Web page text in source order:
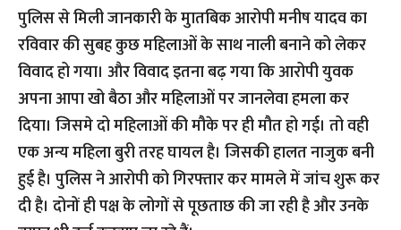
पुलिस से मिली जानकारी के मुातबिक आरोपी मनीष यादव का
रविवार की सुबह कुछ महिलाओं के साथ नाली बनाने को लेकर
विवाद हो गया। और विवाद इतना बढ़ गया कि आरोपी युवक
अपना आपा खो बैठा और महिलाओं पर जानलेवा हमला कर
दिया। जिसमे दो महिलाओं की मौके पर ही मौत हो गई। तो वही
एक अन्य महिला बुरी तरह घायल है। जिसकी हालत नाजुक बनी
हुई है। पुलिस ने आरोपी को गिरफ्तार कर मामले में जांच शुरू कर
दी है। दोनों ही पक्ष के लोगों से पूछताछ की जा रही है और उनके